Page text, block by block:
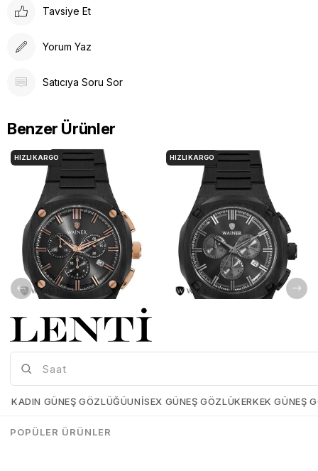
Tavsiye Et
Yorum Yaz
Satıcıya Soru Sor
Benzer Ürünler
Wainer-WA-10000-C
HIZLI KARGO
Wainer-WA-10000-E
HIZLI KARGO
KADIN GÜNEŞ GÖZLÜĞÜUNISEX GÜNEŞ GÖZLÜKERKEK GÜNEŞ
POPÜLER ÜRÜNLER